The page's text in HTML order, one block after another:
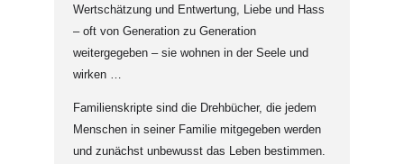
Wertschätzung und Entwertung, Liebe und Hass
– oft von Generation zu Generation
weitergegeben – sie wohnen in der Seele und
wirken …
Familienskripte sind die Drehbücher, die jedem
Menschen in seiner Familie mitgegeben werden
und zunächst unbewusst das Leben bestimmen.